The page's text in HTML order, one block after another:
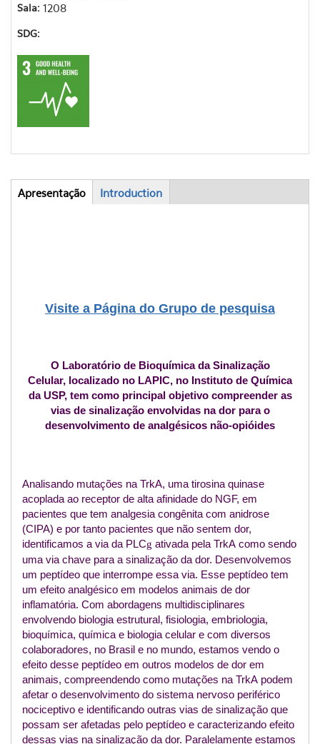
Sala: 1208
SDG:
Abas
Apresentação (aba
ativa)
Introduction
Visite a Página do Grupo de pesquisa
O Laboratório de Bioquímica da Sinalização
Celular, localizado no LAPIC, no Instituto de Química
da USP, tem como principal objetivo compreender as
vias de sinalização envolvidas na dor para o
desenvolvimento de analgésicos não-opióides
Analisando mutações na TrkA, uma tirosina quinase
acoplada ao receptor de alta afinidade do NGF, em
pacientes que tem analgesia congênita com anidrose
(CIPA) e por tanto pacientes que não sentem dor,
identificamos a via da PLCg ativada pela TrkA como sendo
uma via chave para a sinalização da dor. Desenvolvemos
um peptídeo que interrompe essa via. Esse peptídeo tem
um efeito analgésico em modelos animais de dor
inflamatória. Com abordagens multidisciplinares
envolvendo biologia estrutural, fisiologia, embriologia,
bioquímica, química e biologia celular e com diversos
colaboradores, no Brasil e no mundo, estamos vendo o
efeito desse peptídeo em outros modelos de dor em
animais, compreendendo como mutações na TrkA podem
afetar o desenvolvimento do sistema nervoso periférico
nociceptivo e identificando outras vias de sinalização que
possam ser afetadas pelo peptídeo e caracterizando efeito
dessas vias na sinalização da dor. Paralelamente estamos